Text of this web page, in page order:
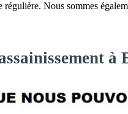
Nous sommes
à